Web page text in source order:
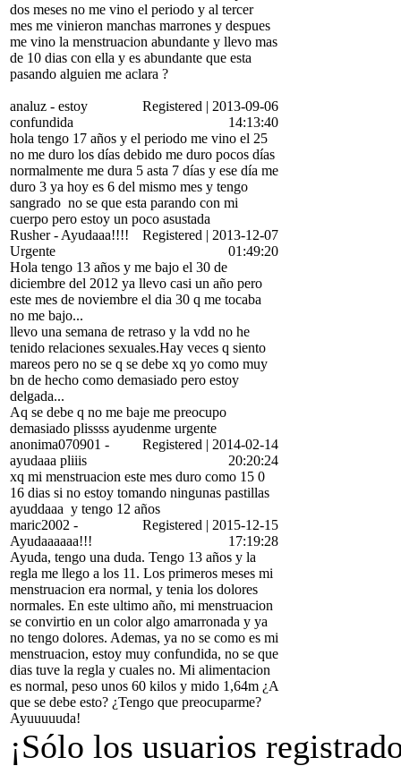
dos meses no me vino el periodo y al tercer
mes me vinieron manchas marrones y despues
me vino la menstruacion abundante y llevo mas
de 10 dias con ella y es abundante que esta
pasando alguien me aclara ?
analuz - estoy
confundida
Registered | 2013-09-06
14:13:40
hola tengo 17 años y el periodo me vino el 25
no me duro los días debido me duro pocos días
normalmente me dura 5 asta 7 días y ese día me
duro 3 ya hoy es 6 del mismo mes y tengo
sangrado no se que esta parando con mi
cuerpo pero estoy un poco asustada
Rusher- Ayudaaa!!!!
Urgente
Registered | 2013-12-07
01:49:20
Hola tengo 13 años y me bajo el 30 de
diciembre del 2012 ya llevo casi un año pero
este mes de noviembre el dia 30 q me tocaba
no me bajo...
llevo una semana de retraso y la vdd no he
tenido relaciones sexuales.Hay veces q siento
mareos pero no se q se debe xq yo como muy
bn de hecho como demasiado pero estoy
delgada...
Aq se debe q no me baje me preocupo
demasiado plissss ayudenme urgente
anonima070901 -
ayudaaa pliiis
Registered | 2014-02-14
20:20:24
xq mi menstruacion este mes duro como 15 0
16 dias si no estoy tomando ningunas pastillas
ayuddaaa y tengo 12 años
maric2002 -
Ayudaaaaaa!!!
Registered | 2015-12-15
17:19:28
Ayuda, tengo una duda. Tengo 13 años y la
regla me llego a los 11. Los primeros meses mi
menstruacion era normal, y tenia los dolores
normales. En este ultimo año, mi menstruacion
se convirtio en un color algo amarronada y ya
no tengo dolores. Ademas, ya no se como es mi
menstruacion, estoy muy confundida, no se que
dias tuve la regla y cuales no. Mi alimentacion
es normal, peso unos 60 kilos y mido 1,64m ¿A
que se debe esto? ¿Tengo que preocuparme?
Ayuuuuuda!
¡Sólo los usuarios